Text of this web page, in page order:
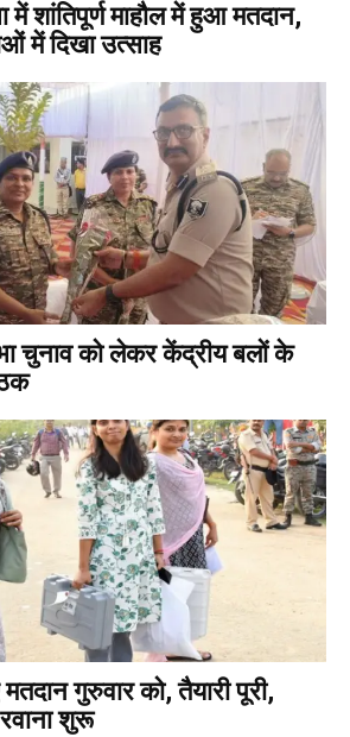
में शांतिपूर्ण माहौल में हुआ मतदान,
में दिखा उत्साह
चुनाव को लेकर केंद्रीय बलों के
गुरुवार को, तैयारी पूरी,
रवाना शुरू